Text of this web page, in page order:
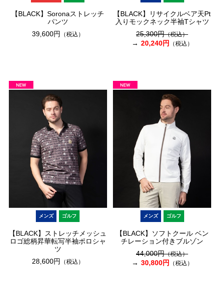
【BLACK】Soronaストレッチ
パンツ
39,600円
（税込）
【BLACK】リサイクルベア天Pt
入りモックネック半袖Tシャツ
25,300円（税込）
20,240円 （税込）
メンズ ゴルフ
【BLACK】ストレッチメッシュ
ロゴ総柄昇華転写半袖ポロシャ
ツ
28,600円
（税込）
メンズ ゴルフ
【BLACK】ソフトクール ベン
チレーション付きブルゾン
44,000円（税込）
30,800円 （税込）